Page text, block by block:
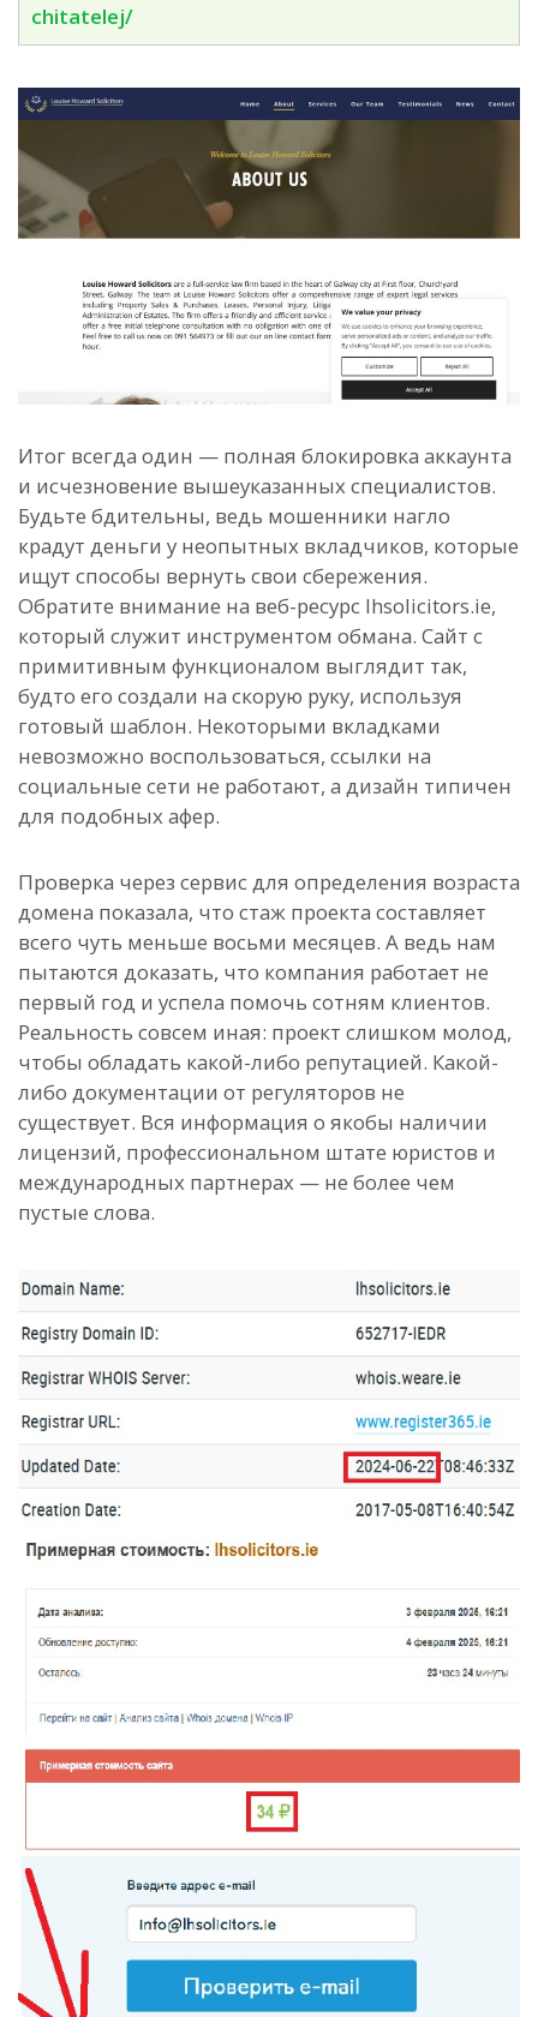
chitatelej/
Итог всегда один — полная блокировка аккаунта
и исчезновение вышеуказанных специалистов.
Будьте бдительны, ведь мошенники нагло
крадут деньги у неопытных вкладчиков, которые
ищут способы вернуть свои сбережения.
Обратите внимание на веб-ресурс lhsolicitors.ie,
который служит инструментом обмана. Сайт с
примитивным функционалом выглядит так,
будто его создали на скорую руку, используя
готовый шаблон. Некоторыми вкладками
невозможно воспользоваться, ссылки на
социальные сети не работают, а дизайн типичен
для подобных афер.
Проверка через сервис для определения возраста
домена показала, что стаж проекта составляет
всего чуть меньше восьми месяцев. А ведь нам
пытаются доказать, что компания работает не
первый год и успела помочь сотням клиентов.
Реальность совсем иная: проект слишком молод,
чтобы обладать какой-либо репутацией. Какой-
либо документации от регуляторов не
существует. Вся информация о якобы наличии
лицензий, профессиональном штате юристов и
международных партнерах — не более чем
пустые слова.